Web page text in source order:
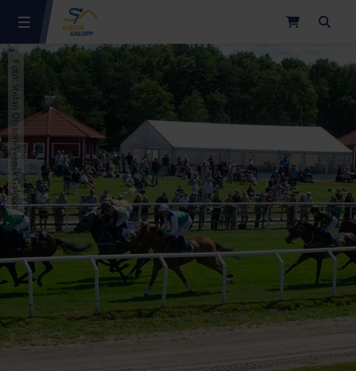
Foto: Stefan Olsson/Svensk Galopp